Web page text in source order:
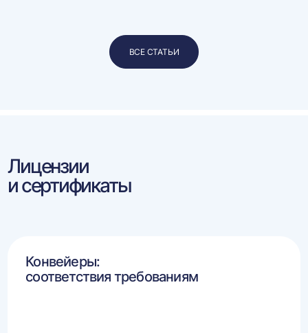
ВСЕ СТАТЬИ
Лицензии
и сертификаты
Конвейеры:
соответствия требованиям